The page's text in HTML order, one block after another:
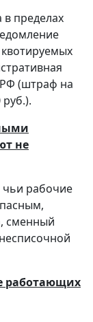
в пределах
РФ (штраф на
не
чьи рабочие
сменный
работающих